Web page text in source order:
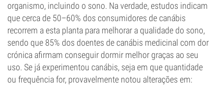
organismo, incluindo o sono. Na verdade, estudos indicam
que cerca de 50–60% dos consumidores de canábis
recorrem a esta planta para melhorar a qualidade do sono,
sendo que 85% dos doentes de canábis medicinal com dor
crónica afirmam conseguir dormir melhor graças ao seu
uso. Se já experimentou canábis, seja em que quantidade
ou frequência for, provavelmente notou alterações em: